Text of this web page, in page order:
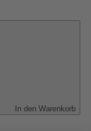
In den Warenkorb